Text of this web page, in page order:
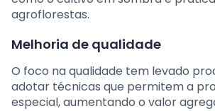
agroflorestas.
Melhoria de qualidade
O foco na qualidade tem levado
adotar técnicas que permitem a
especial, aumentando o valor